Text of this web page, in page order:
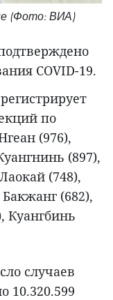
(Фото: ВИА)
COVID-19.
по
(976),
(897),
(748),
(682),
Куангбинь
случаев
10.320.599